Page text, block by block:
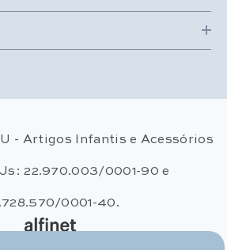
- Artigos Infantis e Acessórios
22.970.003/0001-90 e
0001-40.